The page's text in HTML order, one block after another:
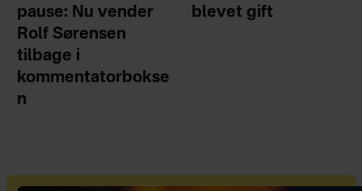
pause: Nu vender
Rolf Sørensen
tilbage i
kommentatorbokse
n
blevet gift